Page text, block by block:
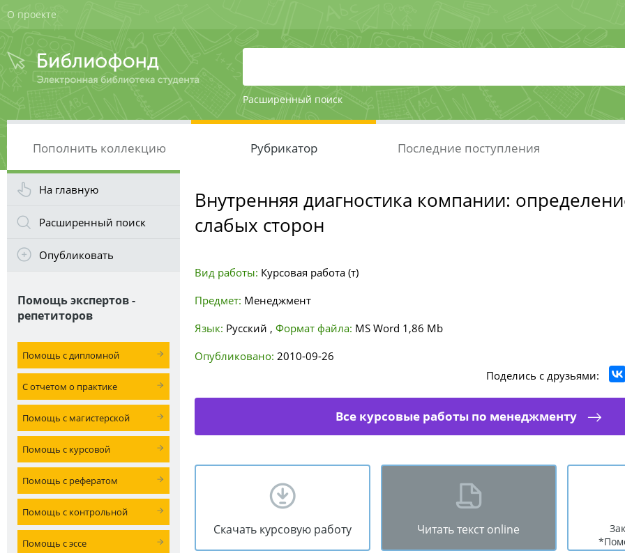
О проекте
Расширенный поиск
Пополнить коллекцию Рубрикатор Последние поступления
На главную
Расширенный поиск
Опубликовать
Помощь экспертов -
репетиторов
Помощь с дипломной
С отчетом о практике
Помощь с магистерской
Помощь с курсовой
Помощь с рефератом
Помощь с контрольной
Помощь с эссе
Внутренняя диагностика компании:
слабых сторон
Вид работы: Курсовая работа (т)
Предмет: Менеджмент
Язык: Русский , Формат файла: MS Word 1,86 Mb
Опубликовано: 2010-09-26
Поделись с друзьями:
Все курсовые работы по менеджменту
Скачать курсовую работу Читать текст online